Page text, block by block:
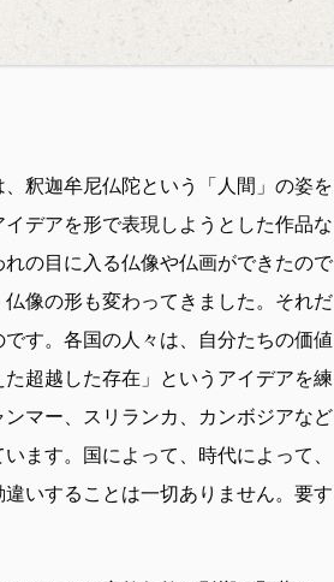
釈迦牟尼仏陀という「人間」の姿を
デアを形で表現しようとした作品な
の目に入る仏像や仏画ができたので
像の形も変わってきました。それだ
す。各国の人々は、自分たちの価値
超越した存在」というアイデアを練
マー、スリランカ、カンボジアなど
ます。国によって、時代によって、
いすることは一切ありません。要す